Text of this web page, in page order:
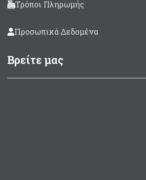
Τρόποι Πληρωμής
Προσωπικά Δεδομένα
Βρείτε μας